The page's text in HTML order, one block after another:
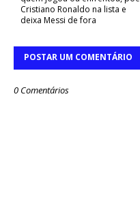
Cristiano Ronaldo na lista e
deixa Messi de fora
POSTAR UM COMENTÁRIO
0 Comentários